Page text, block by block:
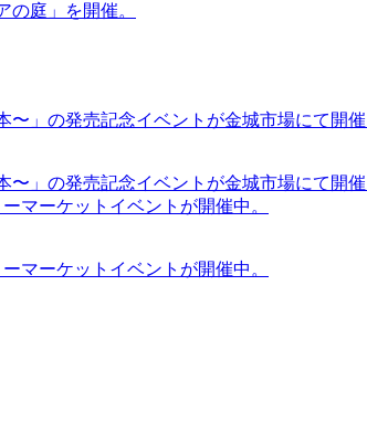
庭」を開催。
」の発売記念イベントが金城市場にて開催
」の発売記念イベントが金城市場にて開催
マーケットイベントが開催中。
マーケットイベントが開催中。